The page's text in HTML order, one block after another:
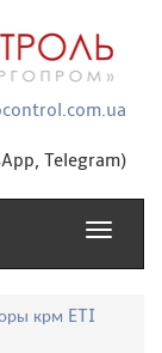
Telegram)
Toggle
крм ETI